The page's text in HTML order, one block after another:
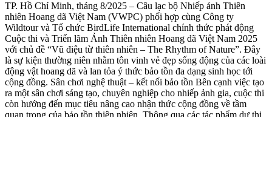
TP. Hồ Chí Minh, tháng 8/2025 – Câu lạc bộ Nhiếp ảnh Thiên
nhiên Hoang dã Việt Nam (VWPC) phối hợp cùng Công ty
Wildtour và Tổ chức BirdLife International chính thức phát động
Cuộc thi và Triển lãm Ảnh Thiên nhiên Hoang dã Việt Nam 2025
với chủ đề “Vũ điệu từ thiên nhiên – The Rhythm of Nature”. Đây
là sự kiện thường niên nhằm tôn vinh vẻ đẹp sống động của các loài
động vật hoang dã và lan tỏa ý thức bảo tồn đa dạng sinh học tới
cộng đồng. Sân chơi nghệ thuật – kết nối bảo tồn Bên cạnh việc tạo
ra một sân chơi sáng tạo, chuyên nghiệp cho nhiếp ảnh gia, cuộc thi
còn hướng đến mục tiêu nâng cao nhận thức cộng đồng về tầm
quan trọng của bảo tồn thiên nhiên. Thông qua các tác phẩm dự thi,